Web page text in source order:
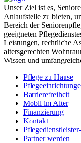
Unser Ziel ist es,
Anlaufstelle zu bieten,
Bereich der
geeigneten
Leistungen, rechtliche
altersgerechten
Wissen und
Pflege zu Hause
Barrierefreiheit
Mobil im Alter
Finanzierung
Kontakt
Partner werden